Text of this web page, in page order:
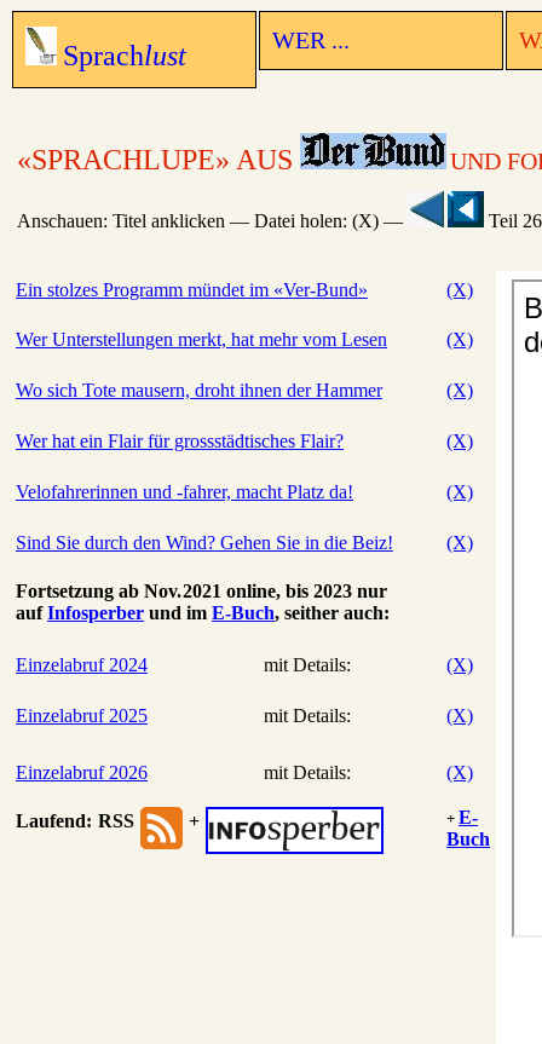
Sprachlust WER ...
«SPRACHLUPE» AUS UND
Anschauen: Titel anklicken — Datei holen: (X) — Teil 26
Ein stolzes Programm mündet im «Ver-Bund» (X)
Wer Unterstellungen merkt, hat mehr vom Lesen (X)
Wo sich Tote mausern, droht ihnen der Hammer (X)
Wer hat ein Flair für grossstädtisches Flair? (X)
Velofahrerinnen und -fahrer, macht Platz da! (X)
Sind Sie durch den Wind? Gehen Sie in die Beiz! (X)
Fortsetzung ab Nov. 2021 online, bis 2023 nur
aufInfosperber und im E-Buch, seither auch:
Einzelabruf 2024 mit Details: (X)
Einzelabruf 2025 mit Details: (X)
Einzelabruf 2026 mit Details: (X)
Laufend: RSS + + E-
Buch